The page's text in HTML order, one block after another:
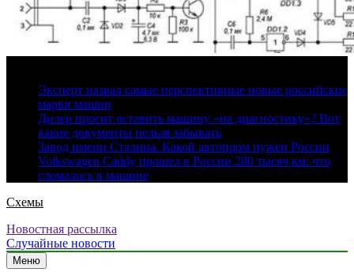
Эксперт назвал самые перспективные новые российские
марки машин
Дилер просит оставить машину «на диагностику»? Вот
какие документы нельзя забывать
Завод имени Сталина. Какой автопром нужен России
Volkswagen Caddy прошел в России 280 тысяч км: что
сломалось в машине
Схемы
Новостная рассылка
Случайные новости
Меню